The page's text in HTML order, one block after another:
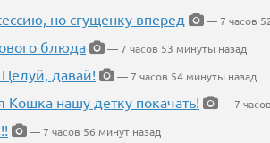
но сгущенку вперед
— 7 часов
блюда
— 7 часов 53 минуты назад
Целуй, давай!
— 7 часов 54 минуты назад
Кошка нашу детку покачать!
— 7
— 7 часов 56 минут назад